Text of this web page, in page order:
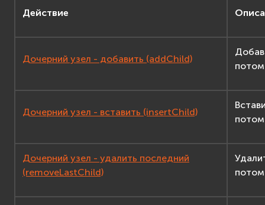
Действие
Дочерний узел - добавить (addChild)
Дочерний узел - вставить (insertChild)
Дочерний узел - удалить последний
(removeLastChild)